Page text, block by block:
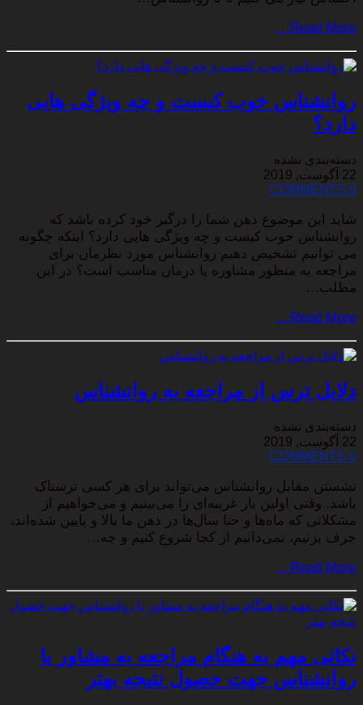
Read More…
روانشناس خوب کیست و چه ویژگی هایی
دارد؟
دسته‌بندی نشده
22 آگوست, 2019
0 COMMENTS
شاید این موضوع ذهن شما را درگیر خود کرده باشد که
روانشناس خوب کیست و چه ویژگی هایی دارد؟ اینکه چگونه
می توانیم تشخیص دهیم روانشناس مورد نظرمان برای
مراجعه به منظور مشاوره یا درمان مناسب است؟ در این
مطلب…
Read More…
دلایل ترس از مراجعه به روانشناس
دسته‌بندی نشده
22 آگوست, 2019
0 COMMENTS
نشستن مقابل روانشناس می‌تواند برای هر کسی ترسناک
باشد. وقتی اولین بار غریبه‌ای را می‌بینیم و می‌خواهیم از
مشکلاتی که ماه‌ها و حتا سال‌ها در ذهن ما بالا و پایین شده‌اند،
حرف بزنیم، نمی‌دانیم از کجا شروع کنیم و چه…
Read More…
نکاتی مهم به هنگام مراجعه به مشاور یا
روانشناس جهت حصول نتیجه بهتر